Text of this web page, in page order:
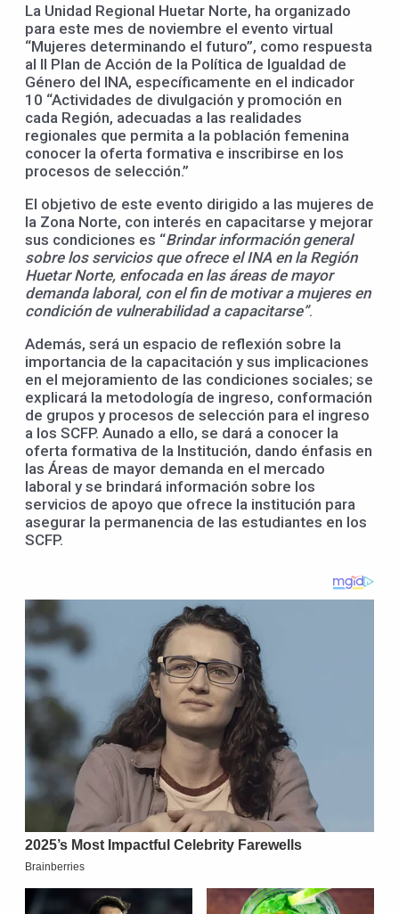
La Unidad Regional Huetar Norte, ha organizado
para este mes de noviembre el evento virtual
“Mujeres determinando el futuro”, como respuesta
al II Plan de Acción de la Política de Igualdad de
Género del INA, específicamente en el indicador
10 “Actividades de divulgación y promoción en
cada Región, adecuadas a las realidades
regionales que permita a la población femenina
conocer la oferta formativa e inscribirse en los
procesos de selección.”
El objetivo de este evento dirigido a las mujeres de
la Zona Norte, con interés en capacitarse y mejorar
sus condiciones es “Brindar información general
sobre los servicios que ofrece el INA en la Región
Huetar Norte, enfocada en las áreas de mayor
demanda laboral, con el fin de motivar a mujeres en
condición de vulnerabilidad a capacitarse”.
Además, será un espacio de reflexión sobre la
importancia de la capacitación y sus implicaciones
en el mejoramiento de las condiciones sociales; se
explicará la metodología de ingreso, conformación
de grupos y procesos de selección para el ingreso
a los SCFP. Aunado a ello, se dará a conocer la
oferta formativa de la Institución, dando énfasis en
las Áreas de mayor demanda en el mercado
laboral y se brindará información sobre los
servicios de apoyo que ofrece la institución para
asegurar la permanencia de las estudiantes en los
SCFP.